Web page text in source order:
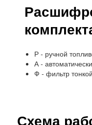
Р - ручной
А -
Ф - фильтр
Схема